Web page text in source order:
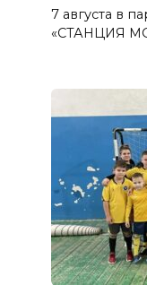
7 августа в
«СТАНЦИЯ